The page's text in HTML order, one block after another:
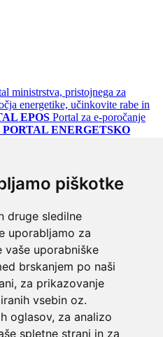
piškotke
druge sledilne
uporabljamo za
vaše uporabniške
brskanjem po naši
za prikazovanje
vsebin oz.
oglasov, za analizo
spletne strani in za
ministrstva, pristojnega za
energetike, učinkovite rabe in
EPOS Portal za e-poročanje
PORTAL ENERGETSKO
izkaznic - za izdelovalce in
spletno mesto o državni
portal za podjetja in
portal odprtih podatkov